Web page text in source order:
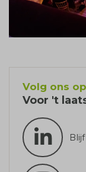
Volg ons
Voor 't